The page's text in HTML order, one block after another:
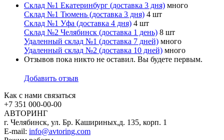
Склад №1 Екатеринбург (доставка 3 дня) много
Склад №1 Тюмень (доставка 3 дня) 4 шт
Склад №1 Уфа (доставка 4 дня) 4 шт
Склад №2 Челябинск (доставка 1 день) 8 шт
Удаленный склад №1 (доставка 7 дней) много
Удаленный склад №2 (доставка 10 дней) много
Отзывов пока никто не оставил. Вы будете первым.
Добавить отзыв
Как с нами связаться
+7 351 000-00-00
АВТОРИНГ
г. Челябинск, ул. Бр. Кашириных,д. 135, корп. 1
E-mail: info@avtoring.com